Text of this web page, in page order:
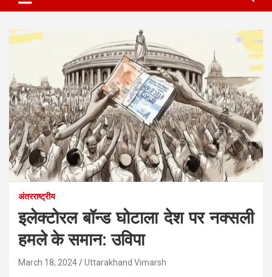
अंतरराष्ट्रीय
इलेक्टोरल बॉन्ड घोटाला देश पर नक्सली
हमले के समान: उविपा
March 18, 2024 Uttarakhand Vimarsh